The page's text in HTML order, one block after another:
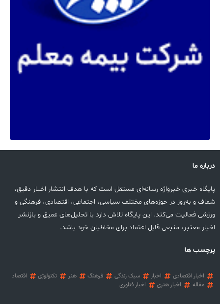
درباره ما
پایگاه خبری خبرواژه رسانه‌ای مستقل است که با هدف انتشار اخبار دقیق،
شفاف و به‌روز در حوزه‌های مختلف سیاسی، اجتماعی، اقتصادی، فرهنگی و
ورزشی فعالیت می‌کند. این پایگاه تلاش دارد با تحلیل‌های عمیق و بازنشر
اخبار معتبر، منبعی قابل اعتماد برای مخاطبان خود باشد.
پرچسب ها
اخبار اقتصادی اخبار سبک زندگی فرهنگ هنر تکنولوژی
اقتصاد
مقاله
اخبار هنری اخبار فناوری